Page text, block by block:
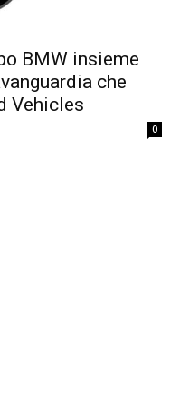
BMW insieme
che
Vehicles
0